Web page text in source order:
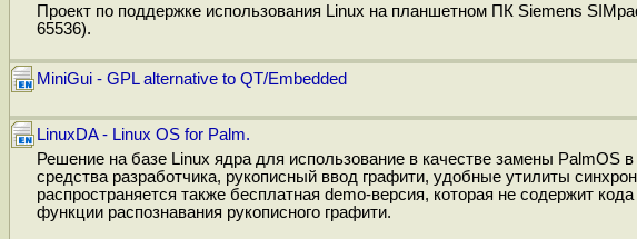
Проект по поддержке использования Linux на планшетном ПК Siemens
65536).
MiniGui - GPL alternative to QT/Embedded
LinuxDA - Linux OS for Palm.
Решение на базе Linux ядра для использование в качестве замены
средства разработчика, рукописный ввод графити, удобные утилиты
распространяется также бесплатная demo-версия, которая не содержит
функции распознавания рукописного графити.